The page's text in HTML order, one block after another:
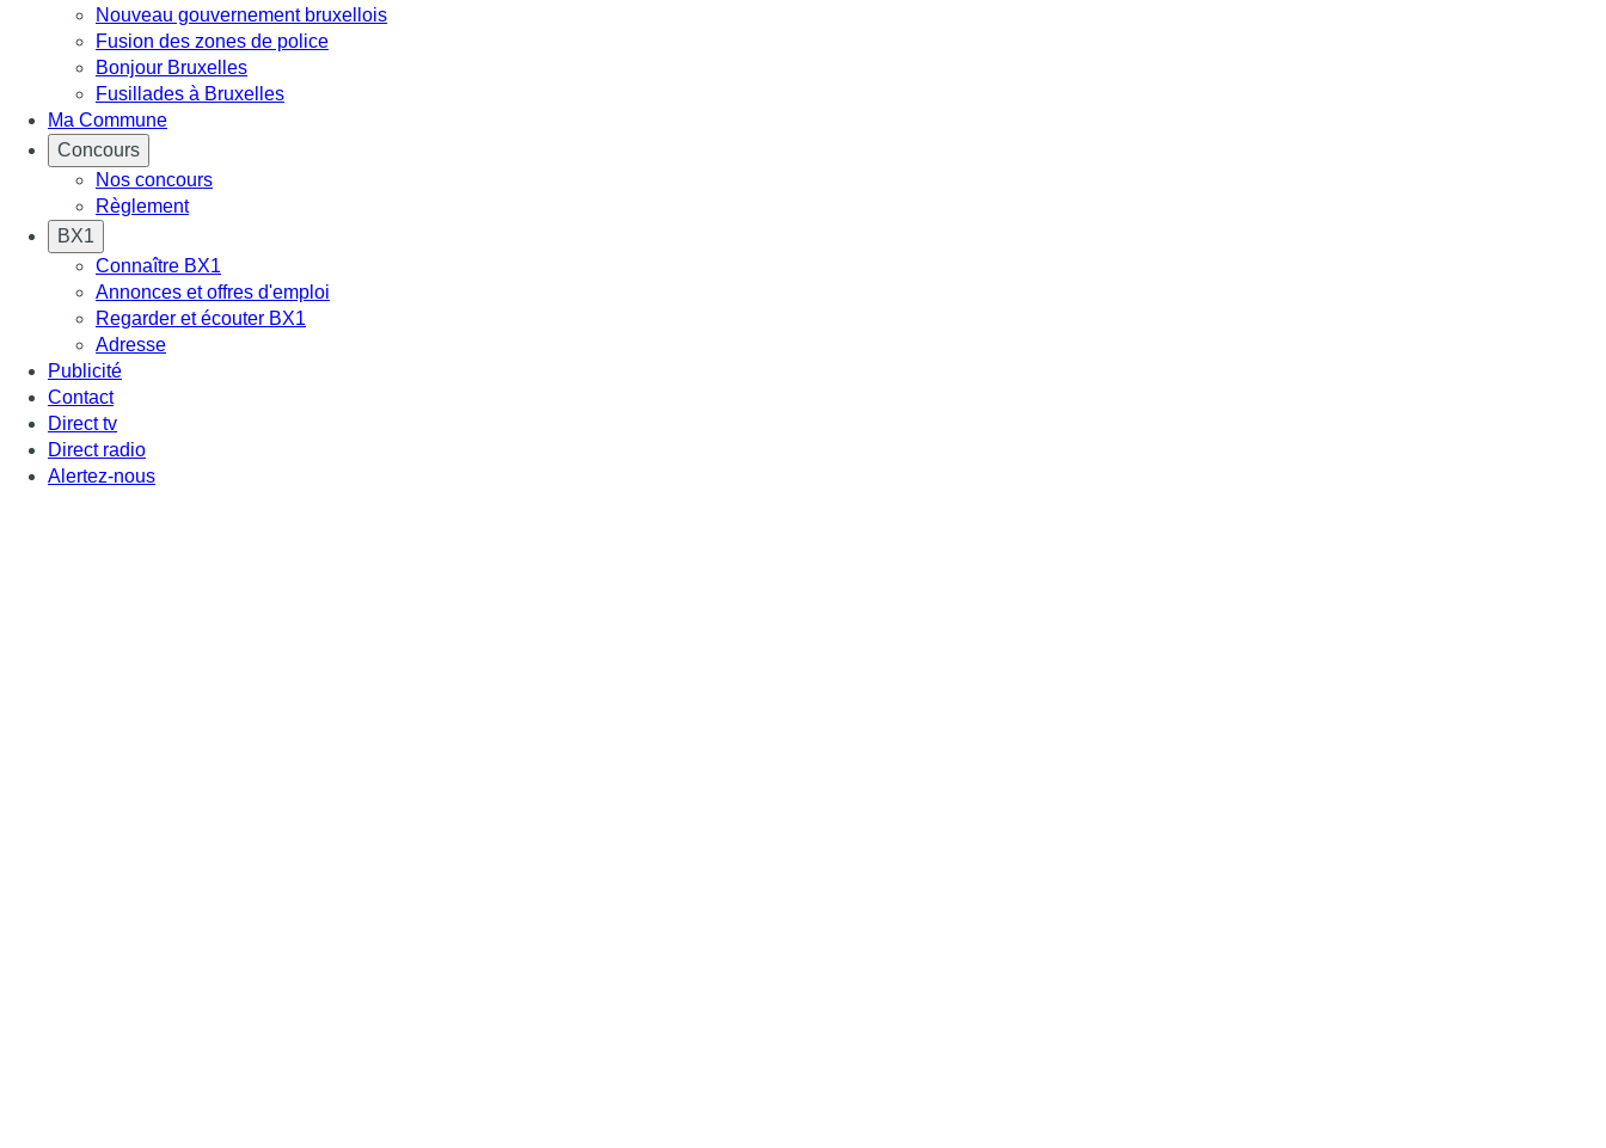
Nouveau gouvernement bruxellois
Fusion des zones de police
Bonjour Bruxelles
Fusillades à Bruxelles
Ma Commune
Concours
Nos concours
Règlement
BX1
Connaître BX1
Annonces et offres d'emploi
Regarder et écouter BX1
Adresse
Publicité
Contact
Direct tv
Direct radio
Alertez-nous